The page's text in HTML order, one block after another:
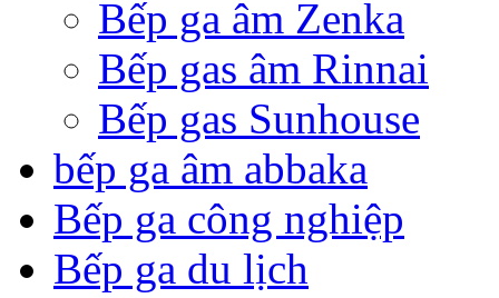
Bếp ga âm Zenka
Bếp gas âm Rinnai
Bếp gas Sunhouse
bếp ga âm abbaka
Bếp ga công nghiệp
Bếp ga du lịch